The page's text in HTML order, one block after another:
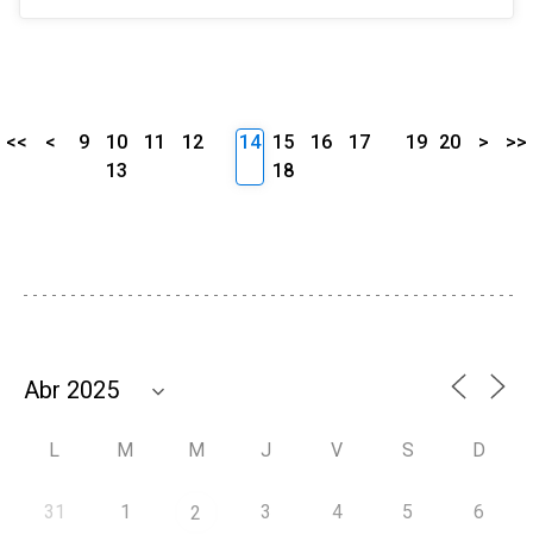
<< < 9 10 11
12
13
14 15 16
17
18
19 20 > >>
L M M J V S D
31 1 2 3 4 5 6